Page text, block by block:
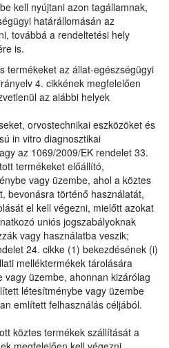
kell nyújtani azon tagállamnak,
határállomásán az
továbbá a rendeltetési hely
is.
termékeket az állat-egészségügyi
4. cikkének megfelelően
az alábbi helyek
orvostechnikai eszközöket és
in vitro diagnosztikai
az 1069/2009/EK rendelet 33.
termékeket előállító,
vagy üzembe, ahol a köztes
bevonásra történő használatát,
el kell végezni, mielőtt azokat
uniós jogszabályoknak
vagy használatba veszik;
24. cikke (1) bekezdésének (i)
melléktermékek tárolására
üzembe, ahonnan kizárólag
létesítménybe vagy üzembe
említett felhasználás céljából.
köztes termékek szállítását a